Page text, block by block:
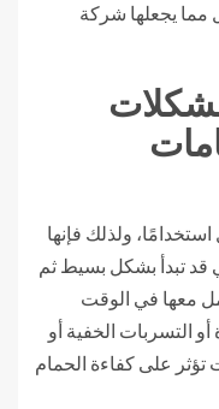
مما يجعلها شركة
ولذلك فإنها
قد تبدأ بشكل بسيط ثم
معها في الوقت
التسربات الخفية أو
على كفاءة الحمام